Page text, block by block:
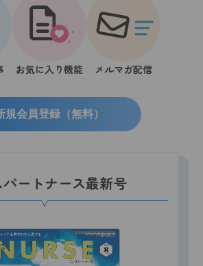
お気に入り機能 メルマガ配信
規会員登録（無料）
ートナース最新号